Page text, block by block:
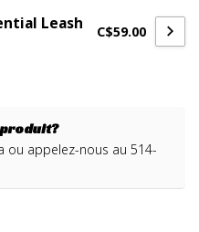
Leash C$59.00
ou appelez-nous au 514-